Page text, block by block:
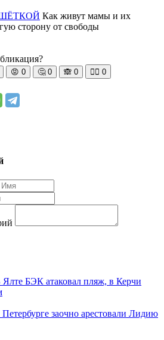
Как живут мамы и их
сторону от свободы
😡 0 🤔 0 🙈 0 🧘‍♀️ 0
БЭК атаковал пляж, в Керчи
заочно арестовали Лидию